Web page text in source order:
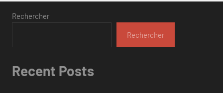
Rechercher
Rechercher
Recent Posts